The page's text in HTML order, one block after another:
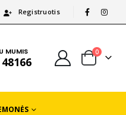
Registruotis
MUMIS 0